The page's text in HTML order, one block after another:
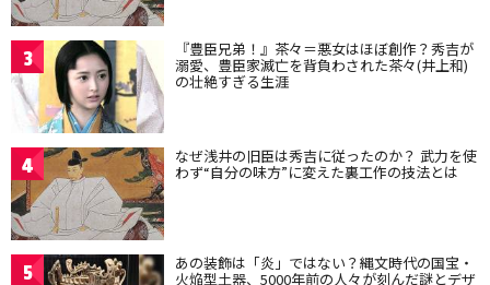
3 『豊臣兄弟！』茶々＝悪女はほぼ創作？秀吉が
溺愛、豊臣家滅亡を背負わされた茶々(井上和)
の壮絶すぎる生涯
4 なぜ浅井の旧臣は秀吉に従ったのか？ 武力を使
わず“自分の味方”に変えた裏工作の技法とは
5 あの装飾は「炎」ではない？縄文時代の国宝・
火焔型土器、5000年前の人々が刻んだ謎とデザ